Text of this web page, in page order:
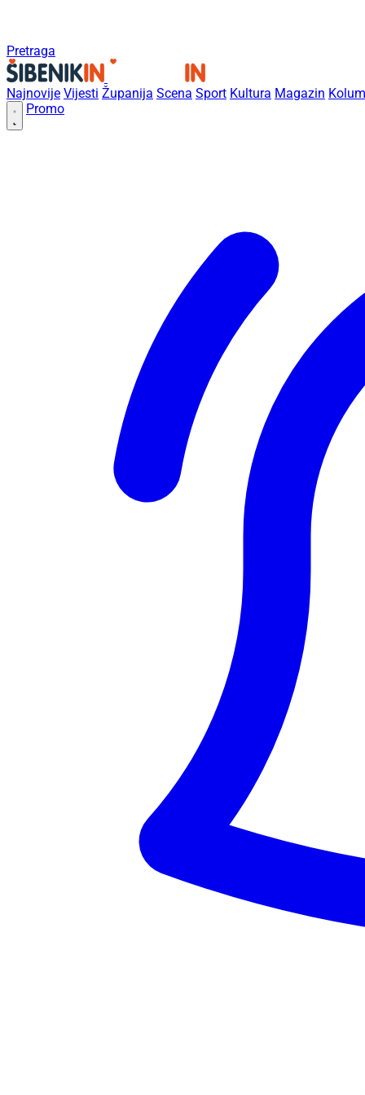
Pretraga
Najnovije Vijesti Županija Scena Sport Kultura Magazin
Promo